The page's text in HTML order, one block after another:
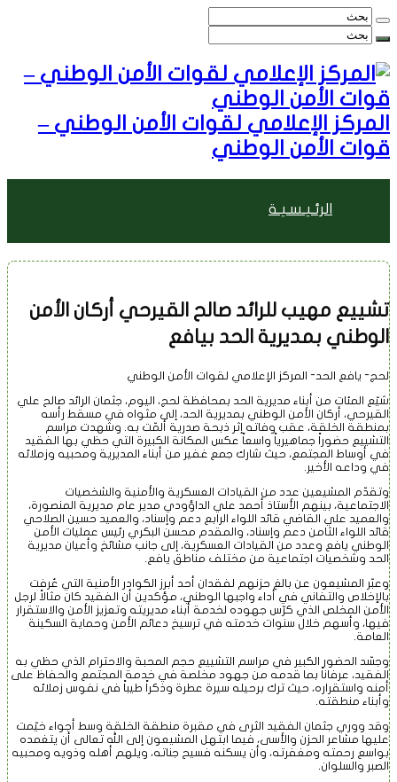
المركز الإعلامي لقوات الأمن الوطني –
قوات الأمن الوطني
الرئـيـسـيـة
مقالات وأراء
تقارير
فيديــــو
انفوجــراف
مـن نــحــن
اتــصــل بـنــا
تشييع مهيب للرائد صالح القيرحي أركان الأمن
الوطني بمديرية الحد بيافع
لحج- يافع الحد- المركز الإعلامي لقوات الأمن الوطني
شيّع المئات من أبناء مديرية الحد بمحافظة لحج، اليوم، جثمان الرائد صالح علي
القيرحي، أركان الأمن الوطني بمديرية الحد، إلى مثواه في مسقط رأسه
بمنطقة الخلقة، عقب وفاته إثر ذبحة صدرية ألمّت به. وشهدت مراسم
التشييع حضوراً جماهيرياً واسعاً عكس المكانة الكبيرة التي حظي بها الفقيد
في أوساط المجتمع، حيث شارك جمع غفير من أبناء المديرية ومحبيه وزملائه
في وداعه الأخير.
وتقدّم المشيعين عدد من القيادات العسكرية والأمنية والشخصيات
الاجتماعية، بينهم الأستاذ أحمد علي الداؤودي مدير عام مديرية المنصورة،
والعميد علي القاضي قائد اللواء الرابع دعم وإسناد، والعميد حسين الصلاحي
قائد اللواء الثامن دعم وإسناد، والمقدم محسن البكري رئيس عمليات الأمن
الوطني يافع وعدد من القيادات العسكرية، إلى جانب مشائخ وأعيان مديرية
الحد وشخصيات اجتماعية من مختلف مناطق يافع.
وعبّر المشيعون عن بالغ حزنهم لفقدان أحد أبرز الكوادر الأمنية التي عُرفت
بالإخلاص والتفاني في أداء واجبها الوطني، مؤكدين أن الفقيد كان مثالاً لرجل
الأمن المخلص الذي كرّس جهوده لخدمة أبناء مديريته وتعزيز الأمن والاستقرار
فيها، وأسهم خلال سنوات خدمته في ترسيخ دعائم الأمن وحماية السكينة
العامة.
وجسّد الحضور الكبير في مراسم التشييع حجم المحبة والاحترام الذي حظي به
الفقيد، عرفاناً بما قدمه من جهود مخلصة في خدمة المجتمع والحفاظ على
أمنه واستقراره، حيث ترك برحيله سيرة عطرة وذكراً طيباً في نفوس زملائه
وأبناء منطقته.
وقد ووري جثمان الفقيد الثرى في مقبرة منطقة الخلقة وسط أجواء خيّمت
عليها مشاعر الحزن والأسى، فيما ابتهل المشيعون إلى الله تعالى أن يتغمده
بواسع رحمته ومغفرته، وأن يسكنه فسيح جناته، ويلهم أهله وذويه ومحبيه
الصبر والسلوان.